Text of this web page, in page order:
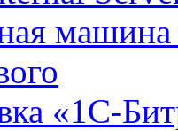
«1С-